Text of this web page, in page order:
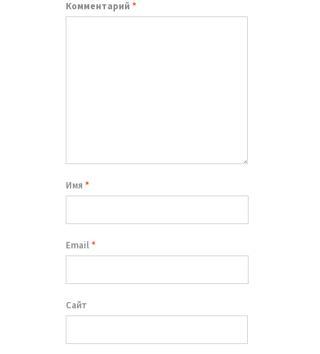
Комментарий *
Имя *
Email*
Сайт